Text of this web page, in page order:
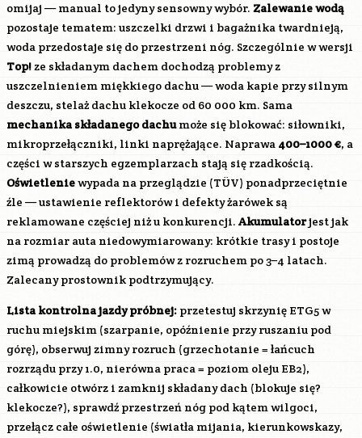
omijaj — manual to jedyny sensowny wybór. Zalewanie wodą
pozostaje tematem: uszczelki drzwi i bagażnika twardnieją,
woda przedostaje się do przestrzeni nóg. Szczególnie w wersji
Top!ze składanym dachem dochodzą problemy z
uszczelnieniem miękkiego dachu — woda kapie przy silnym
deszczu, stelaż dachu klekocze od 60 000 km. Sama
mechanika składanego dachumoże się blokować: siłowniki,
mikroprzełączniki, linki naprężające. Naprawa 400–1000 €, a
części w starszych egzemplarzach stają się rzadkością.
Oświetleniewypada na przeglądzie (TÜV) ponadprzeciętnie
źle — ustawienie reflektorów i defekty żarówek są
reklamowane częściej niż u konkurencji. Akumulatorjest jak
na rozmiar auta niedowymiarowany: krótkie trasy i postoje
zimą prowadzą do problemów z rozruchem po 3–4 latach.
Zalecany prostownik podtrzymujący.
Lista kontrolna jazdy próbnej: przetestuj skrzynię ETG5 w
ruchu miejskim (szarpanie, opóźnienie przy ruszaniu pod
górę), obserwuj zimny rozruch (grzechotanie = łańcuch
rozrządu przy 1.0, nierówna praca = poziom oleju EB2),
całkowicie otwórz i zamknij składany dach (blokuje się?
klekocze?), sprawdź przestrzeń nóg pod kątem wilgoci,
przełącz całe oświetlenie (światła mijania, kierunkowskazy,